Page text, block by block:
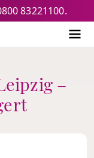
Lebenshilfe
83221100.
–